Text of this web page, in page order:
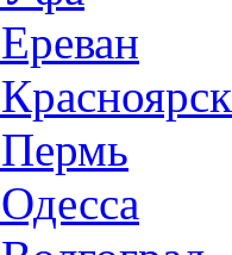
Ереван
Красноярск
Пермь
Одесса